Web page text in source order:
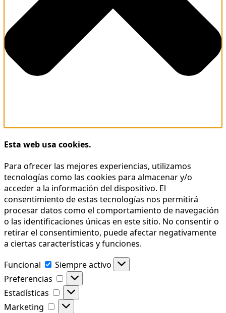
Esta web usa cookies.
Para ofrecer las mejores experiencias, utilizamos
tecnologías como las cookies para almacenar y/o
acceder a la información del dispositivo. El
consentimiento de estas tecnologías nos permitirá
procesar datos como el comportamiento de navegación
o las identificaciones únicas en este sitio. No consentir o
retirar el consentimiento, puede afectar negativamente
a ciertas características y funciones.
Funcional
Funcional
Siempre activo
Preferencias
Preferencias
Estadísticas
Estadísticas
Marketing
Marketing